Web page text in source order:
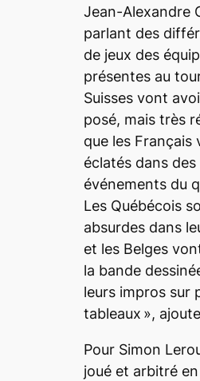
Jean-Alexandre
parlant des
de jeux des
présentes au
Suisses vont
posé, mais très
que les Français
éclatés dans des
événements du
Les Québécois
absurdes dans
et les Belges
la bande
leurs impros sur
tableaux »,
Pour Simon
joué et arbitré